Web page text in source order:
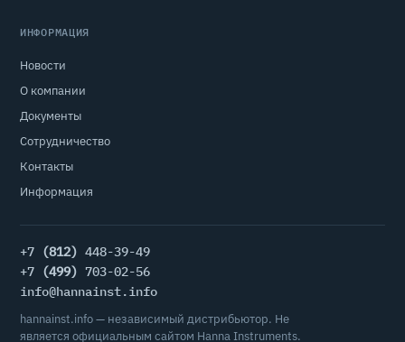
ИНФОРМАЦИЯ
Новости
О компании
Документы
Сотрудничество
Контакты
Информация
+7 (812) 448-39-49
+7 (499) 703-02-56
info@hannainst.info
hannainst.info — независимый дистрибьютор. Не
является официальным сайтом Hanna Instruments.